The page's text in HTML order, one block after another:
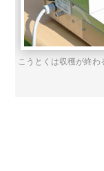
こうとくは収穫が終